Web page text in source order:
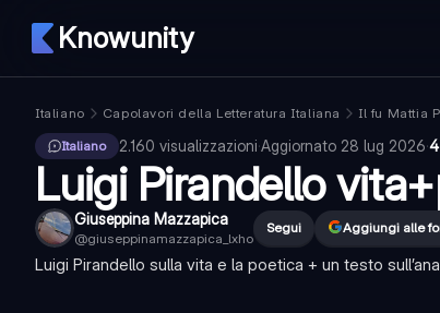
Knowunity
Italiano Capolavori della Letteratura Italiana
Il fu Mattia
Italiano
2.160 visualizzazioni·Aggiornato 28 lug 2026·
Luigi Pirandello
Giuseppina Mazzapica
@giuseppinamazzapica_lxho
Segui Aggiungi alle
Luigi Pirandello sulla vita e la poetica + un testo